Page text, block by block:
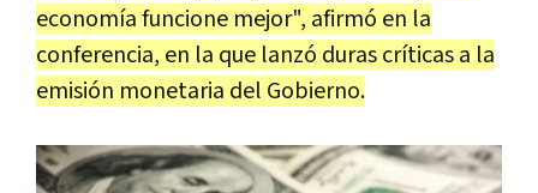
economía funcione mejor", afirmó en la
conferencia, en la que lanzó duras críticas a la
emisión monetaria del Gobierno.